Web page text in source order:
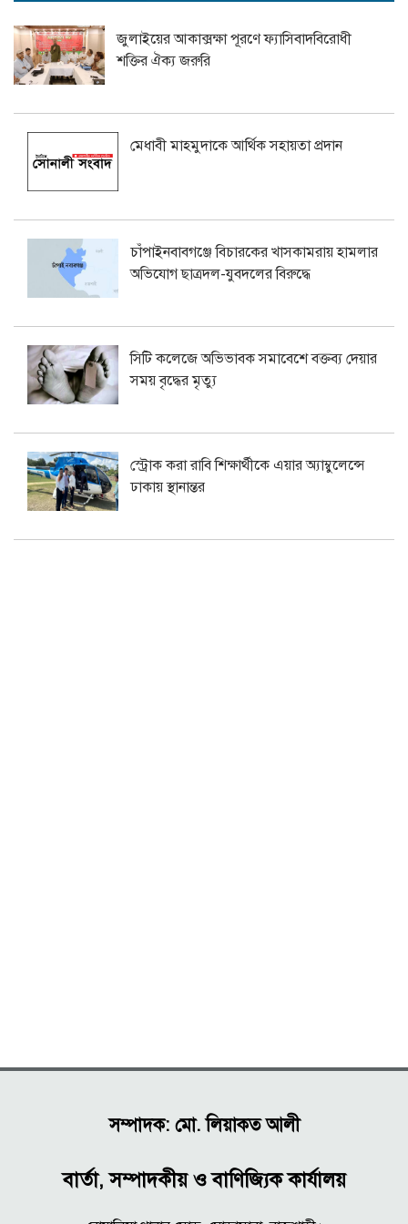
জুলাইয়ের আকাক্সক্ষা পূরণে ফ্যাসিবাদবিরোধী
শক্তির ঐক্য জরুরি
মেধাবী মাহমুদাকে আর্থিক সহায়তা প্রদান
চাঁপাইনবাবগঞ্জে বিচারকের খাসকামরায় হামলার
অভিযোগ ছাত্রদল-যুবদলের বিরুদ্ধে
সিটি কলেজে অভিভাবক সমাবেশে বক্তব্য দেয়ার
সময় বৃদ্ধের মৃত্যু
স্ট্রোক করা রাবি শিক্ষার্থীকে এয়ার অ্যাম্বুলেন্সে
ঢাকায় স্থানান্তর
সম্পাদক: মো. লিয়াকত আলী
বার্তা, সম্পাদকীয় ও বাণিজ্যিক কার্যালয়